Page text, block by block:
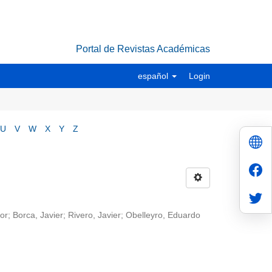
Portal de Revistas Académicas
español Login
U V W X Y Z
Borca, Javier; Rivero, Javier; Obelleyro, Eduardo